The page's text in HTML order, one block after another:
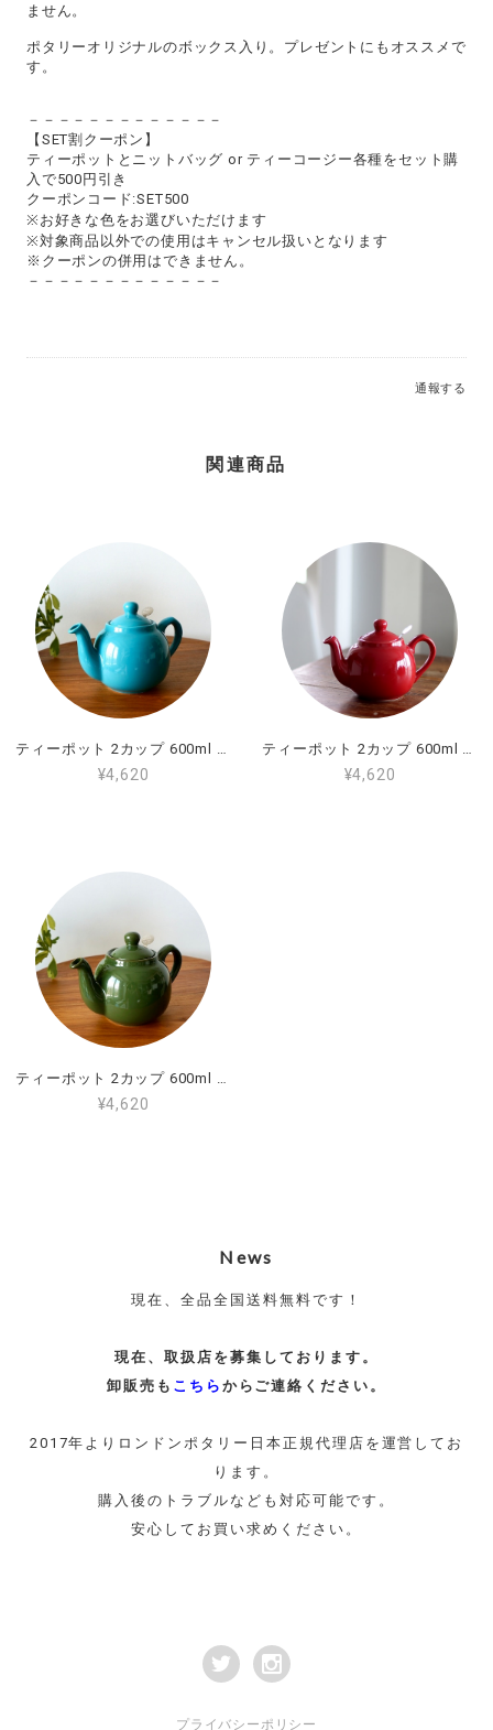
ません。
ポタリーオリジナルのボックス入り。プレゼントにもオススメで
す。
－－－－－－－－－－－－－
【SET割クーポン】
ティーポットとニットバッグ or ティーコージー各種をセット購
入で500円引き
クーポンコード:SET500
※お好きな色をお選びいただけます
※対象商品以外での使用はキャンセル扱いとなります
※クーポンの併用はできません。
－－－－－－－－－－－－－
通報する
関連商品
¥4,620 ¥4,620
¥4,620
News
現在、全品全国送料無料です！
現在、取扱店を募集しております。
卸販売も こちら からご連絡ください。
2017年よりロンドンポタリー日本正規代理店を運営してお
ります。
購入後のトラブルなども対応可能です。
安心してお買い求めください。
プライバシーポリシー